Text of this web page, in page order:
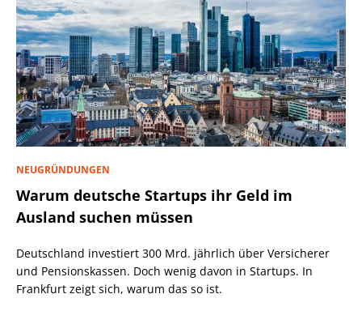
NEUGRÜNDUNGEN
Warum deutsche Startups ihr Geld im
Ausland suchen müssen
Deutschland investiert 300 Mrd. jährlich über Versicherer
und Pensionskassen. Doch wenig davon in Startups. In
Frankfurt zeigt sich, warum das so ist.